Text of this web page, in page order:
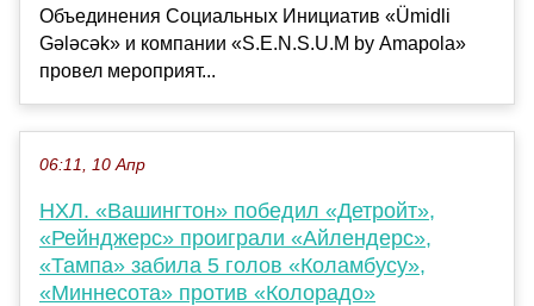
Объединения Социальных Инициатив «Ümidli
Gələcək» и компании «S.E.N.S.U.M by Amapola»
провел мероприят...
06:11, 10 Апр
НХЛ. «Вашингтон» победил «Детройт»,
«Рейнджерс» проиграли «Айлендерс»,
«Тампа» забила 5 голов «Коламбусу»,
«Миннесота» против «Колорадо»